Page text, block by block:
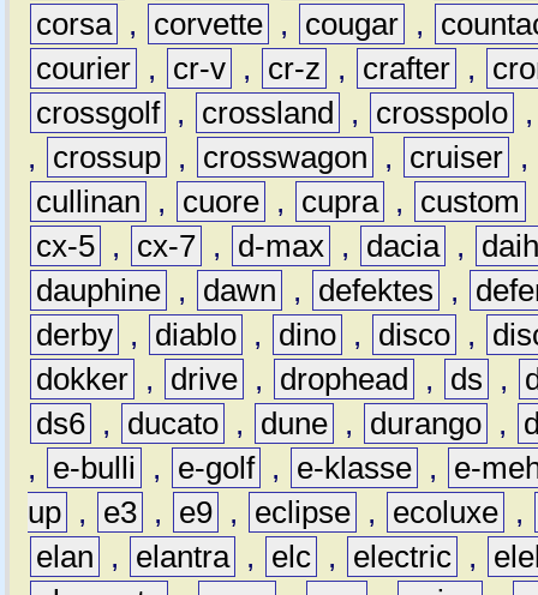
corsa , corvette , cougar ,
courier , cr-v , cr-z , crafter ,
crossgolf , crossland , crosspolo
,
crossup , crosswagon , cruiser ,
cullinan
, cuore , cupra , custom
cx-5 , cx-7 , d-max , dacia ,
dauphine , dawn , defektes ,
derby , diablo , dino , disco ,
dokker , drive , drophead , ds ,
ds6 , ducato , dune , durango ,
,
e-bulli , e-golf , e-klasse ,
e-
up , e3 , e9 , eclipse , ecoluxe ,
elan
, elantra , elc , electric ,